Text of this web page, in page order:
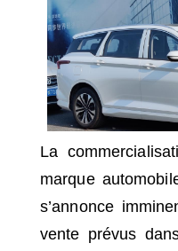
La
marque
s’annonce
vente prévus